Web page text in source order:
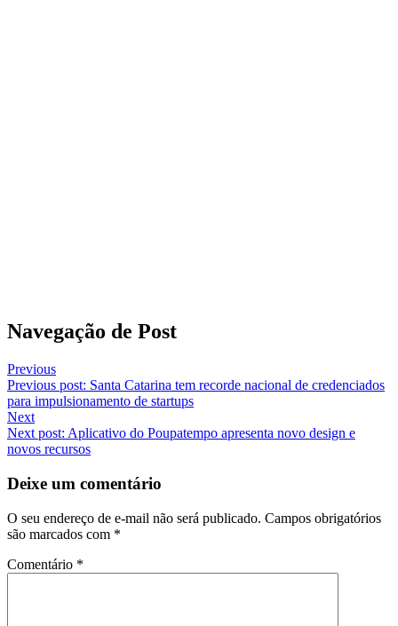
Navegação de Post
Previous
Previous post: Santa Catarina tem recorde nacional de credenciados
para impulsionamento de startups
Next
Next post: Aplicativo do Poupatempo apresenta novo design e
novos recursos
Deixe um comentário
O seu endereço de e-mail não será publicado. Campos obrigatórios
são marcados com *
Comentário *